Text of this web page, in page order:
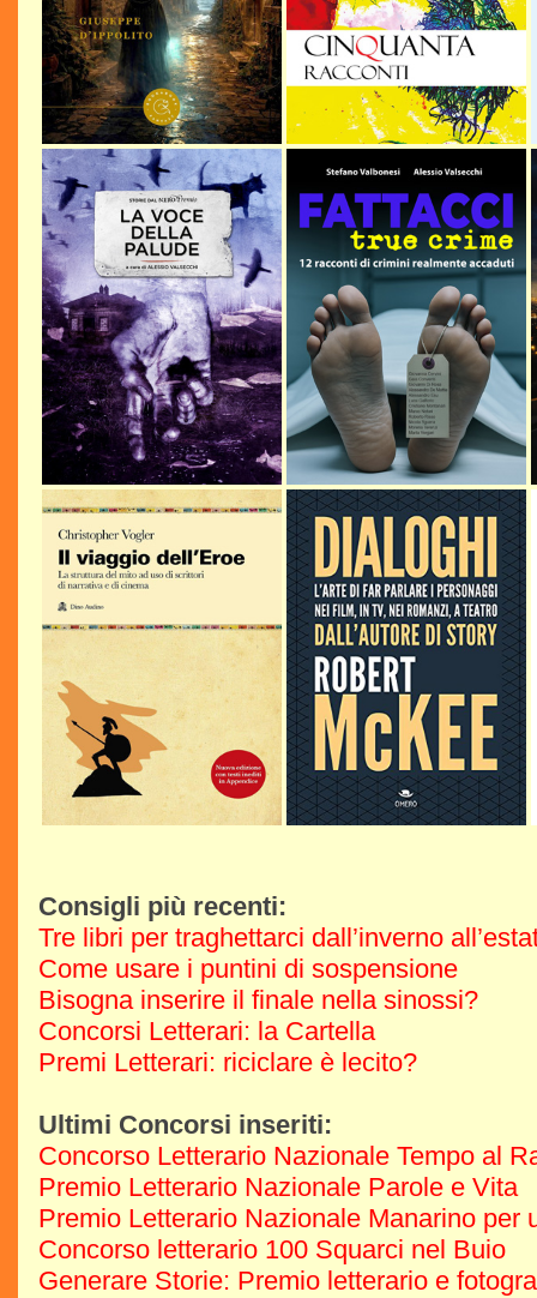
Consigli più recenti:
Tre libri per traghettarci dall’inverno
Come usare i puntini di sospensione
Bisogna inserire il finale nella sinossi?
Concorsi Letterari: la Cartella
Premi Letterari: riciclare è lecito?
Ultimi Concorsi inseriti:
Concorso Letterario Nazionale Tempo al
Premio Letterario Nazionale Parole e Vita
Premio Letterario Nazionale Manarino per
Concorso letterario 100 Squarci nel Buio
Generare Storie: Premio letterario e